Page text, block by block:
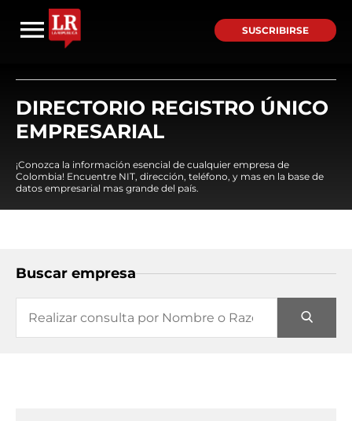
SUSCRIBIRSE
DIRECTORIO REGISTRO ÚNICO
EMPRESARIAL
¡Conozca la información esencial de cualquier empresa de
Colombia! Encuentre NIT, dirección, teléfono, y mas en la base de
datos empresarial mas grande del país.
Buscar empresa